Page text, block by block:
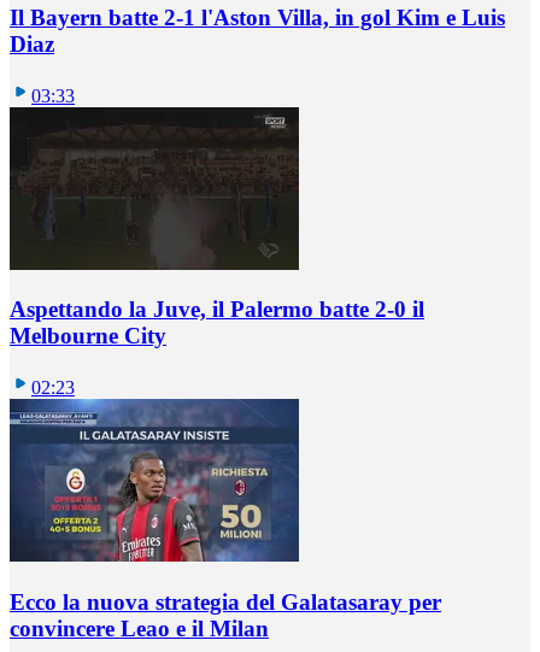
Il Bayern batte 2-1 l'Aston Villa, in gol Kim e Luis
Diaz
03:33
Aspettando la Juve, il Palermo batte 2-0 il
Melbourne City
02:23
Ecco la nuova strategia del Galatasaray per
convincere Leao e il Milan